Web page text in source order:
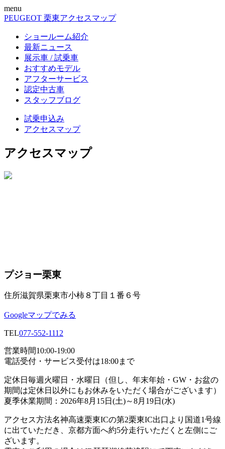
menu
PEUGEOT 栗東アクセスマップ
ショールーム紹介
最新ニュース
展示車 / 試乗車
おすすめモデル
アフターサービス
認定中古車
スタッフブログ
試乗申込み
アクセスマップ
アクセスマップ
プジョー栗東
住所滋賀県栗東市小柿８丁目１番６号
Googleマップでみる
TEL077-552-1112
営業時間10:00-19:00
電話受付・サービス受付は18:00まで
定休日 毎週火曜日・水曜日（但し、年末年始・GW・お盆の
期間は定休日以外にもお休みをいただく場合がございます）
夏季休業期間：2026年8月15日(土)～8月19日(水)
アクセス方法名神高速栗東ICの第2栗東IC出口より国道1号線
に出ていただき、京都方面へ約5分走行いただくと左側にご
ざいます。